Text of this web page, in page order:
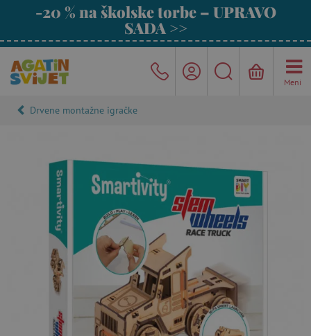
-20 % na školske torbe – UPRAVO
SADA >>
Meni
Drvene montažne igračke